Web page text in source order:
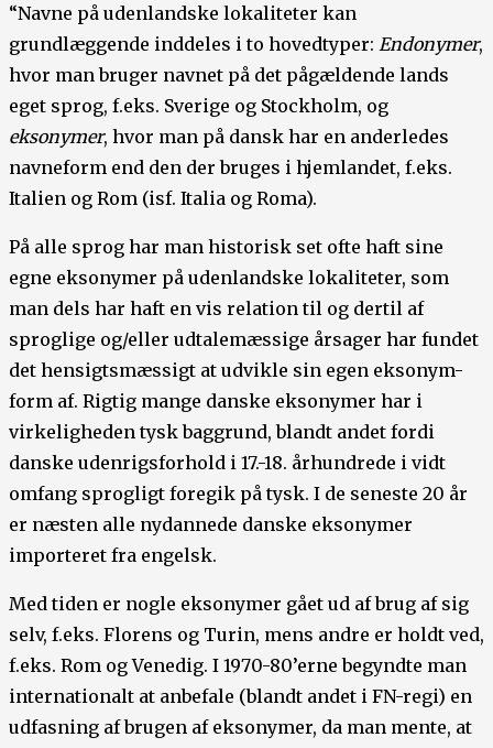
“Navne på udenlandske lokaliteter kan
grundlæggende inddeles i to hovedtyper: Endonymer,
hvor man bruger navnet på det pågældende lands
eget sprog, f.eks. Sverige og Stockholm, og
eksonymer, hvor man på dansk har en anderledes
navneform end den der bruges i hjemlandet, f.eks.
Italien og Rom (isf. Italia og Roma).
På alle sprog har man historisk set ofte haft sine
egne eksonymer på udenlandske lokaliteter, som
man dels har haft en vis relation til og dertil af
sproglige og/eller udtalemæssige årsager har fundet
det hensigtsmæssigt at udvikle sin egen eksonym-
form af. Rigtig mange danske eksonymer har i
virkeligheden tysk baggrund, blandt andet fordi
danske udenrigsforhold i 17.-18. århundrede i vidt
omfang sprogligt foregik på tysk. I de seneste 20 år
er næsten alle nydannede danske eksonymer
importeret fra engelsk.
Med tiden er nogle eksonymer gået ud af brug af sig
selv, f.eks. Florens og Turin, mens andre er holdt ved,
f.eks. Rom og Venedig. I 1970-80’erne begyndte man
internationalt at anbefale (blandt andet i FN-regi) en
udfasning af brugen af eksonymer, da man mente, at